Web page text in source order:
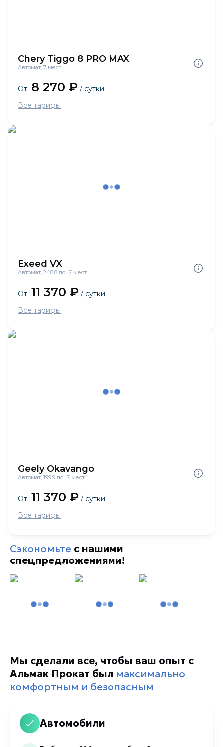
Chery Tiggo 8 PRO MAX
Автомат, 7 мест
От 8 270 ₽ / сутки
Все тарифы
Exeed VX
Автомат, 248.8 лс., 7 мест
От 11 370 ₽ / сутки
Все тарифы
Geely Okavango
Автомат, 199.9 лс., 7 мест
От 11 370 ₽ / сутки
Все тарифы
Сэкономьте с нашими
спецпредложениями!
Мы сделали все, чтобы ваш опыт с
Альмак Прокат был максимально
комфортным и безопасным
Автомобили